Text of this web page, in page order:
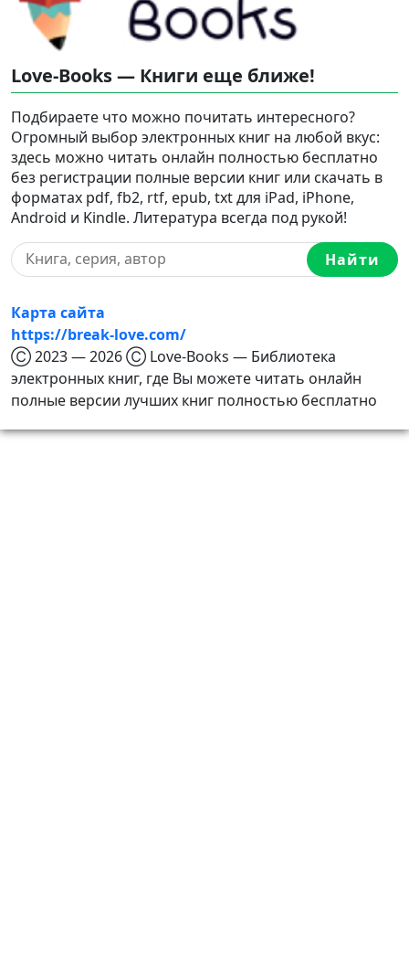
Love-Books — Книги еще ближе!
Подбираете что можно почитать интересного?
Огромный выбор электронных книг на любой вкус:
здесь можно читать онлайн полностью бесплатно
без регистрации полные версии книг или скачать в
форматах pdf, fb2, rtf, epub, txt для iPad, iPhone,
Android и Kindle. Литература всегда под рукой!
Найти
Карта сайта
https://break-love.com/
Ⓒ 2023 — 2026 Ⓒ Love-Books — Библиотека
электронных книг, где Вы можете читать онлайн
полные версии лучших книг полностью бесплатно